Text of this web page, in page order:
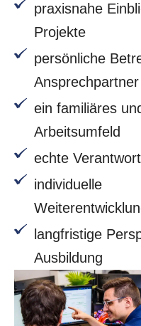
praxisnahe
Projekte
persönliche
Ansprechpartner
ein familiäres
Arbeitsumfeld
echte
individuelle
langfristige
Ausbildung